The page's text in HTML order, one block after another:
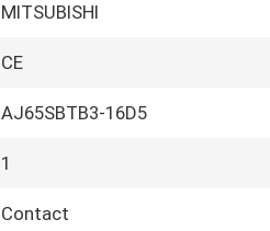
MITSUBISHI
CE
AJ65SBTB3-16D5
1
Contact